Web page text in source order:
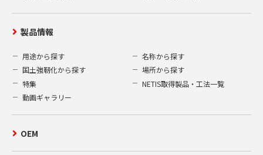
製品情報
用途から探す
名称から探す
国土強靭化から探す
場所から探す
特集
NETIS取得製品・工法一覧
動画ギャラリー
OEM